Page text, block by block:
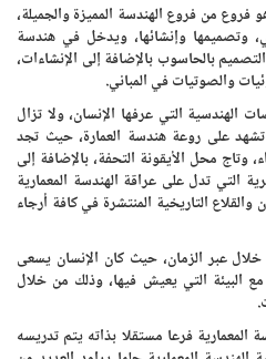
فروع من فروع الهندسة المميزة والجميلة،
وتصميمها وإنشائها، ويدخل في هندسة
التصميم بالحاسوب بالإضافة إلى الإنشاءات،
والصوتيات في المباني.
الهندسية التي عرفها الإنسان، ولا تزال
تشهد على روعة هندسة العمارة، حيث تجد
وتاج محل الأيقونة التحفة، بالإضافة إلى
التي تدل على عراقة الهندسة المعمارية
والقلاع التاريخية المنتشرة في كافة أرجاء
عبر الزمان، حيث كان الإنسان يسعى
مع البيئة التي يعيش فيها، وذلك من خلال
فرعا مستقلا بذاته يتم تدريسه